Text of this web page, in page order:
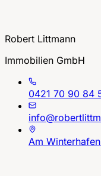
Robert Littmann
Immobilien GmbH
0421 70 90 84
Am